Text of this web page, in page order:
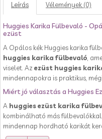
Leírás Vélemények (0)
Huggies Karika Fülbevaló -
ezüst
A Opálos kék Huggies karika
huggies karika fülbevaló ,
viselet. Az ezüst huggies
mindennapokra is praktikus,
Miért jó választás a Huggies
A huggies ezüst karika
kombinálható más
mindennap hordható karikát